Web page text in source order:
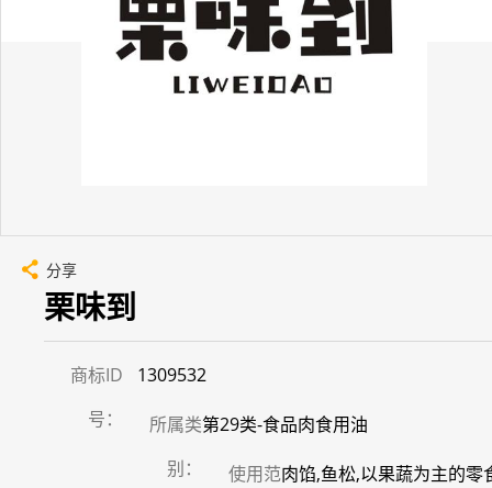
分享
栗味到
商标ID
号：
1309532
所属类
别：
第29类-食品肉食用油
使用范肉馅,鱼松,以果蔬为主的